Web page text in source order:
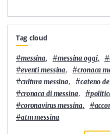
Tag cloud
#messina, #messina oggi, #
#eventi messina, #cronaca
#cultura messina, #cateno
#cronaca di messina, #
#coronavirus messina, #
#atm messina